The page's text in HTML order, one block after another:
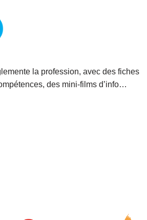
la profession, avec des fiches
des mini-films d’info…